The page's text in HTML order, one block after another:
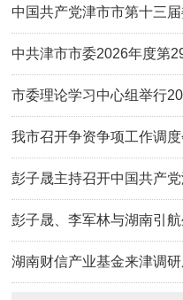
中国共产党津市市第十三
中共津市市委2026年度第
市委理论学习中心组举行
我市召开争资争项工作调度
彭子晟主持召开中国共产
彭子晟、李军林与湖南引
湖南财信产业基金来津调